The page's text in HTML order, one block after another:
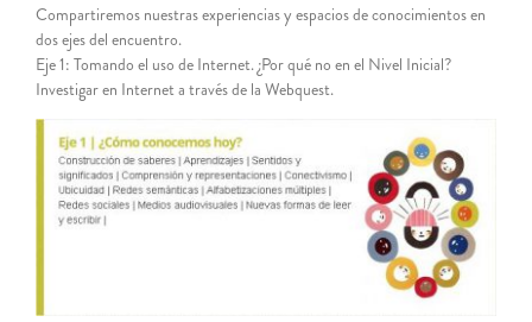
Compartiremos nuestras experiencias y espacios de conocimientos en
dos ejes del encuentro.
Eje 1: Tomando el uso de Internet. ¿Por qué no en el Nivel Inicial?
Investigar en Internet a través de la Webquest.